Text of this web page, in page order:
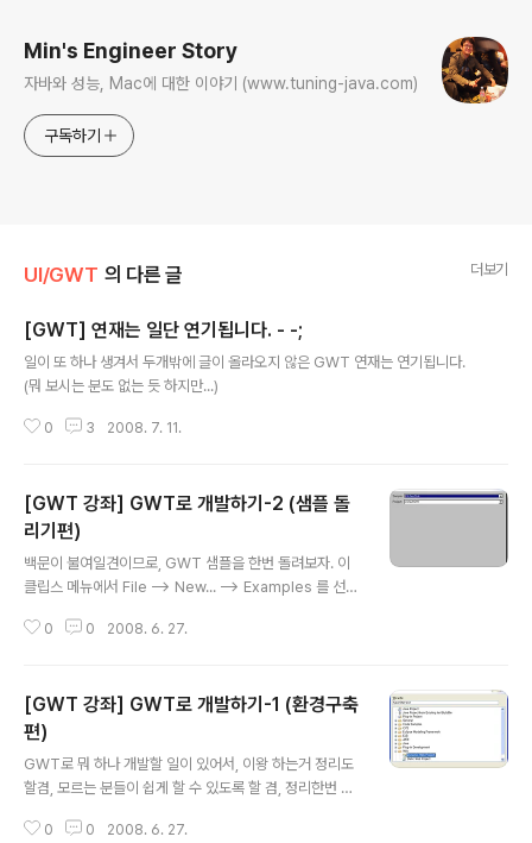
Min's Engineer Story
자바와 성능, Mac에 대한 이야기 (www.tuning-java.com)
구독하기
UI/GWT 의 다른 글 더보기
[GWT] 연재는 일단 연기됩니다. - -;
일이 또 하나 생겨서 두개밖에 글이 올라오지 않은 GWT 연재는 연기됩니다.
(뭐 보시는 분도 없는 듯 하지만...)
0 3 2008. 7. 11.
[GWT 강좌] GWT로 개발하기-2 (샘플 돌
리기편)
백문이 불여일견이므로, GWT 샘플을 한번 돌려보자. 이
클립스 메뉴에서 File --> New... --> Examples 를 선
정상적으로 깔리지 않았다면, 이 목록이 나타나지 않을 것
sources하단에 sample_src패키지가 생기고, 그 밑에
Kitchen Sink 샘플이 설치된다. 정상적으로 샘플이 저장
되었다면, 해당 프로젝트를 선택한 상태에서 오른쪽 마우
스를 클릭하고, Run As... --> Open Run Dialog... 을
클릭한다. 그러면 중간에 뻘건 가방 아이콘과 함께 GWT
Hosted..
0 0 2008. 6. 27.
[GWT 강좌] GWT로 개발하기-1 (환경구축
편)
GWT로 뭐 하나 개발할 일이 있어서, 이왕 하는거 정리도
할겸, 모르는 분들이 쉽게 할 수 있도록 할 겸, 정리한번 해
WT는 이미 다 알고 있는 상태라~~~. 자~ 이제 시작하기
0 0 2008. 6. 27.